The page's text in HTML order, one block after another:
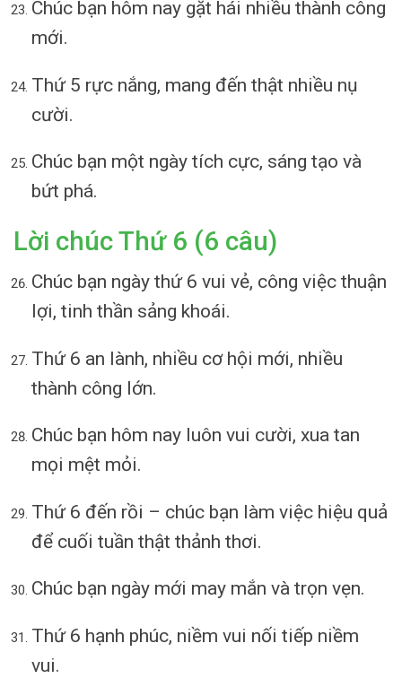
Chúc bạn hôm nay gặt hái nhiều thành công
mới.
Thứ 5 rực nắng, mang đến thật nhiều nụ
cười.
Chúc bạn một ngày tích cực, sáng tạo và
bứt phá.
Lời chúc Thứ 6 (6 câu)
Chúc bạn ngày thứ 6 vui vẻ, công việc thuận
lợi, tinh thần sảng khoái.
Thứ 6 an lành, nhiều cơ hội mới, nhiều
thành công lớn.
Chúc bạn hôm nay luôn vui cười, xua tan
mọi mệt mỏi.
Thứ 6 đến rồi – chúc bạn làm việc hiệu quả
để cuối tuần thật thảnh thơi.
Chúc bạn ngày mới may mắn và trọn vẹn.
Thứ 6 hạnh phúc, niềm vui nối tiếp niềm
vui.